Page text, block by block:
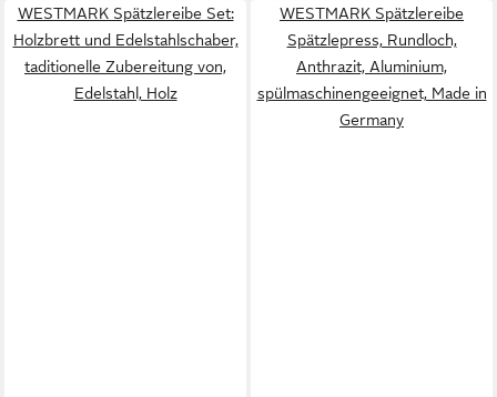
WESTMARK Spätzlereibe Set:
Holzbrett und Edelstahlschaber,
taditionelle Zubereitung von,
Edelstahl, Holz
WESTMARK Spätzlereibe
Spätzlepress, Rundloch,
Anthrazit, Aluminium,
spülmaschinengeeignet, Made in
Germany